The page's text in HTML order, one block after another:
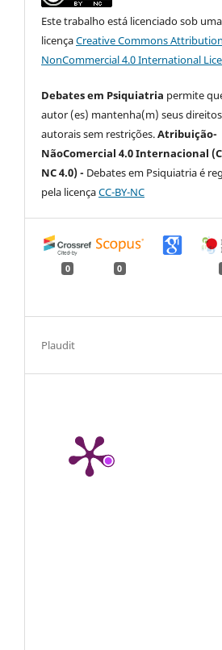
Este trabalho está licenciado sob uma
licençaCreative Commons
NonCommercial 4.0 International
Debates em Psiquiatria permite
autor (es) mantenha(m) seus direitos
autorais sem restrições.Atribuição-
NãoComercial 4.0 Internacional
NC 4.0) - Debates em Psiquiatria é
pela licençaCC-BY-NC
0 0
Plaudit